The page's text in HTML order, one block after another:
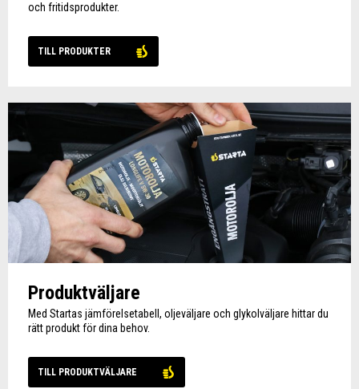
och fritidsprodukter.
TILL PRODUKTER
Produktväljare
Med Startas jämförelsetabell, oljeväljare och glykolväljare hittar du
rätt produkt för dina behov.
TILL PRODUKTVÄLJARE